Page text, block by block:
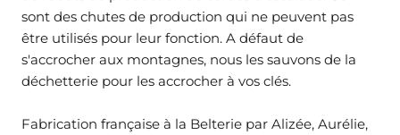
sont des chutes de production qui ne peuvent pas
être utilisés pour leur fonction. A défaut de
s'accrocher aux montagnes, nous les sauvons de la
déchetterie pour les accrocher à vos clés.
Fabrication française à la Belterie par Alizée, Aurélie,